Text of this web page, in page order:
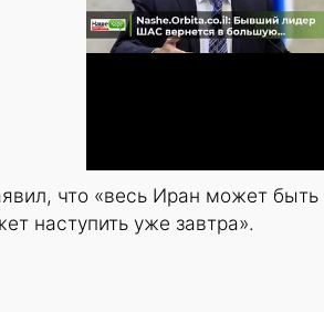
что «весь Иран может быть
наступить уже завтра».